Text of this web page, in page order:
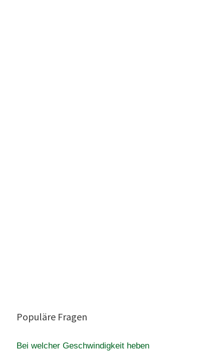
Populäre Fragen
Bei welcher Geschwindigkeit heben